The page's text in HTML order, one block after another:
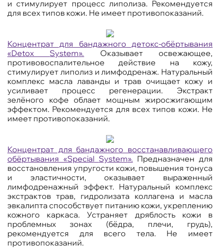
и стимулирует процесс липолиза. Рекомендуется
для всех типов кожи. Не имеет противопоказаний.
Концентрат для бандажного детокс-обёртывания
«Detox System».
Оказывает освежающее,
противовоспалительное действие на кожу,
стимулирует липолиз и лимфодренаж. Натуральный
комплекс масла лаванды и трав очищает кожу и
усиливает процесс регенерации. Экстракт
зелёного кофе облает мощным жиросжигающим
эффектом. Рекомендуется для всех типов кожи. Не
имеет противопоказаний.
Концентрат для бандажного восстанавливающего
обёртывания «Special System». Предназначен для
восстановления упругости кожи, повышения тонуса
и эластичности, оказывает выраженный
лимфодренажный эффект. Натуральный комплекс
экстрактов трав, гидролизата коллагена и масла
эвкалипта способствует питанию кожи, укреплению
кожного каркаса. Устраняет дряблость кожи в
проблемных зонах (бёдра, плечи, грудь),
рекомендуется для всего тела. Не имеет
противопоказаний.